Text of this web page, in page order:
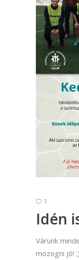
1
Idén
Várunk
mozogni jó! ;)